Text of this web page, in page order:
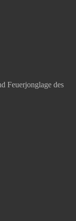
Feuerjonglage des